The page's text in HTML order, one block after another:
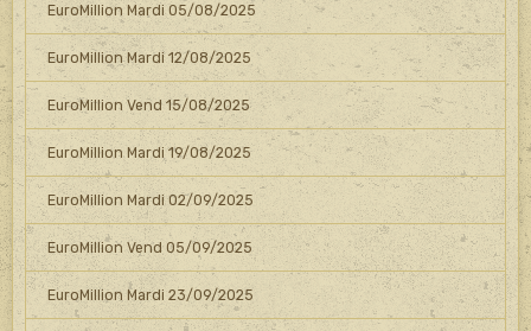
EuroMillion Mardi 05/08/2025
EuroMillion Mardi 12/08/2025
EuroMillion Vend 15/08/2025
EuroMillion Mardi 19/08/2025
EuroMillion Mardi 02/09/2025
EuroMillion Vend 05/09/2025
EuroMillion Mardi 23/09/2025